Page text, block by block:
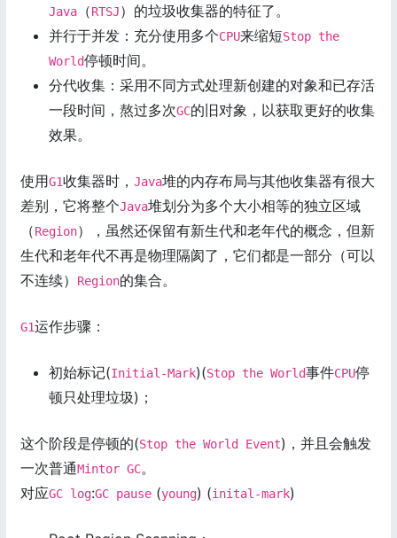
Java （RTSJ）的垃圾收集器的特征了。
并行于并发：充分使用多个CPU来缩短Stop the
World停顿时间。
分代收集：采用不同方式处理新创建的对象和已存活
一段时间，熬过多次GC的旧对象，以获取更好的收集
效果。
使用G1收集器时， Java堆的内存布局与其他收集器有很大
差别，它将整个Java堆划分为多个大小相等的独立区域
（Region），虽然还保留有新生代和老年代的概念，但新
生代和老年代不再是物理隔阂了，它们都是一部分（可以
不连续）
Region的集合。
G1运作步骤：
初始标记(Initial-Mark)(Stop the World事件CPU停
顿只处理垃圾)；
这个阶段是停顿的(Stop the World Event)，并且会触发
一次普通Mintor GC。
对应GC log:GC pause (young) (inital-mark)